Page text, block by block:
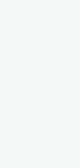
visitors.
rate,